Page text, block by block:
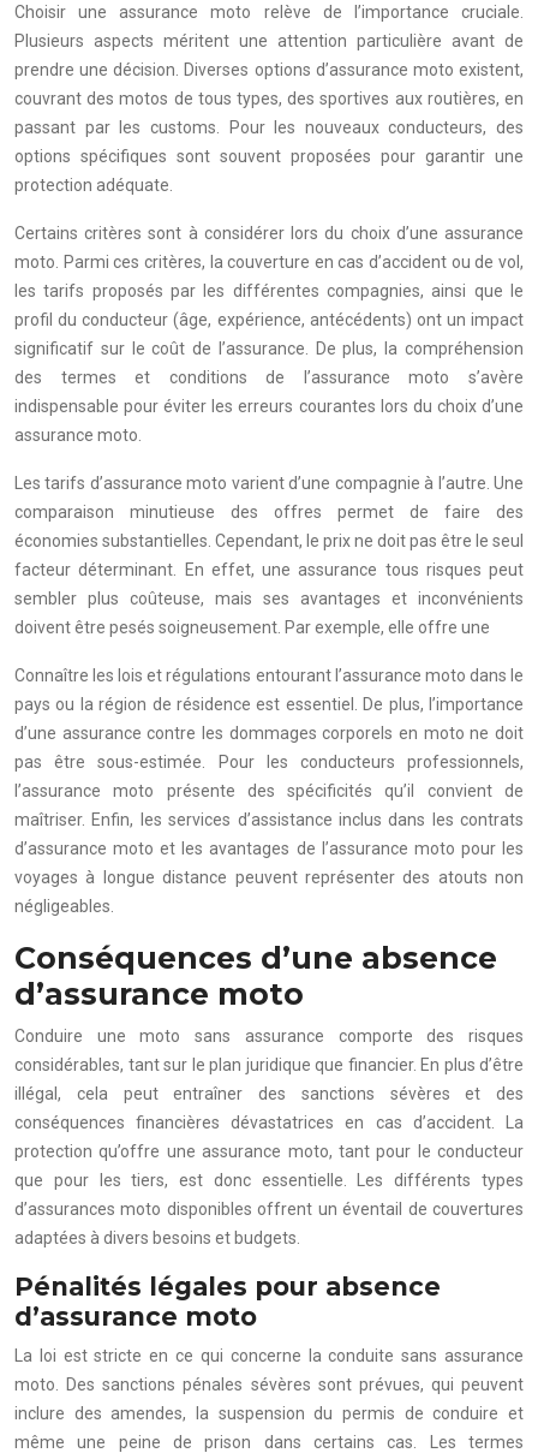
Choisir une assurance moto relève de l’importance cruciale.
Plusieurs aspects méritent une attention particulière avant de
prendre une décision. Diverses options d’assurance moto existent,
couvrant des motos de tous types, des sportives aux routières, en
passant par les customs. Pour les nouveaux conducteurs, des
options spécifiques sont souvent proposées pour garantir une
protection adéquate.
Certains critères sont à considérer lors du choix d’une assurance
moto. Parmi ces critères, la couverture en cas d’accident ou de vol,
les tarifs proposés par les différentes compagnies, ainsi que le
profil du conducteur (âge, expérience, antécédents) ont un impact
significatif sur le coût de l’assurance. De plus, la compréhension
des termes et conditions de l’assurance moto s’avère
indispensable pour éviter les erreurs courantes lors du choix d’une
assurance moto.
Les tarifs d’assurance moto varient d’une compagnie à l’autre. Une
comparaison minutieuse des offres permet de faire des
économies substantielles. Cependant, le prix ne doit pas être le seul
facteur déterminant. En effet, une assurance tous risques peut
sembler plus coûteuse, mais ses avantages et inconvénients
doivent être pesés soigneusement. Par exemple, elle offre une
Connaître les lois et régulations entourant l’assurance moto dans le
pays ou la région de résidence est essentiel. De plus, l’importance
d’une assurance contre les dommages corporels en moto ne doit
pas être sous-estimée. Pour les conducteurs professionnels,
l’assurance moto présente des spécificités qu’il convient de
maîtriser. Enfin, les services d’assistance inclus dans les contrats
d’assurance moto et les avantages de l’assurance moto pour les
voyages à longue distance peuvent représenter des atouts non
négligeables.
Conséquences d’une absence
d’assurance moto
Conduire une moto sans assurance comporte des risques
considérables, tant sur le plan juridique que financier. En plus d’être
illégal, cela peut entraîner des sanctions sévères et des
conséquences financières dévastatrices en cas d’accident. La
protection qu’offre une assurance moto, tant pour le conducteur
que pour les tiers, est donc essentielle. Les différents types
d’assurances moto disponibles offrent un éventail de couvertures
adaptées à divers besoins et budgets.
Pénalités légales pour absence
d’assurance moto
La loi est stricte en ce qui concerne la conduite sans assurance
moto. Des sanctions pénales sévères sont prévues, qui peuvent
inclure des amendes, la suspension du permis de conduire et
même une peine de prison dans certains cas. Les termes